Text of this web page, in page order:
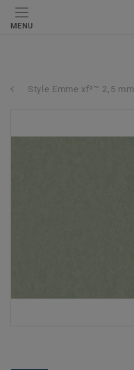
MENU
Style Emme xf²™ 2,5 mm